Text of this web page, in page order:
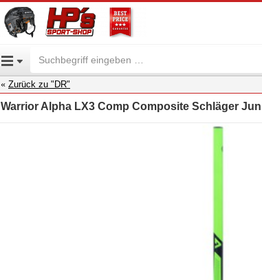
Zurück zu "DR"
Warrior Alpha LX3 Comp Composite Schläger